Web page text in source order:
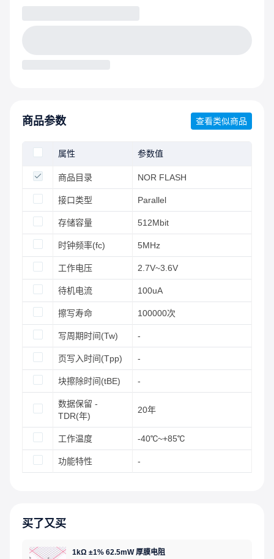
商品参数 查看类似商品
属性 参数值
商品目录 NOR FLASH
接口类型 Parallel
存储容量 512Mbit
时钟频率(fc) 5MHz
工作电压 2.7V~3.6V
待机电流 100uA
擦写寿命 100000次
写周期时间(Tw) -
页写入时间(Tpp) -
块擦除时间(tBE) -
数据保留 -
TDR(年)
20年
工作温度 -40℃~+85℃
功能特性 -
买了又买
1kΩ ±1% 62.5mW 厚膜电阻